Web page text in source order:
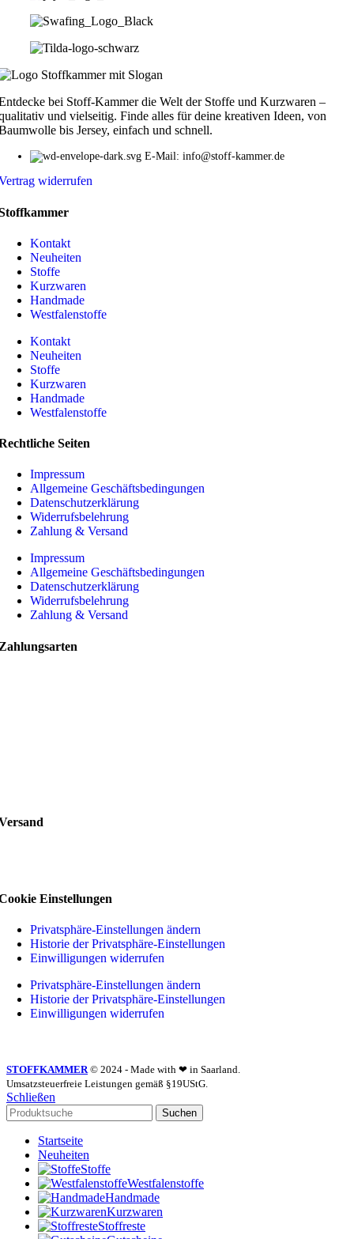
bei Stoff-Kammer die Welt der Stoffe und Kurzwaren –
und vielseitig. Finde alles für deine kreativen Ideen, von
bis Jersey, einfach und schnell.
E-Mail: info@stoff-kammer.de
widerrufen
Kontakt
Neuheiten
Stoffe
Kurzwaren
Handmade
Westfalenstoffe
Kontakt
Neuheiten
Stoffe
Kurzwaren
Handmade
Westfalenstoffe
Seiten
Impressum
Allgemeine Geschäftsbedingungen
Datenschutzerklärung
Widerrufsbelehrung
Zahlung & Versand
Impressum
Allgemeine Geschäftsbedingungen
Datenschutzerklärung
Widerrufsbelehrung
Zahlung & Versand
Einstellungen
Privatsphäre-Einstellungen ändern
Historie der Privatsphäre-Einstellungen
Einwilligungen widerrufen
Privatsphäre-Einstellungen ändern
Historie der Privatsphäre-Einstellungen
Einwilligungen widerrufen
STOFFKAMMER© 2024 - Made with ❤ in Saarland.
Umsatzsteuerfreie Leistungen gemäß §19UStG.
Schließen
Suchen
Startseite
Neuheiten
Stoffe
Westfalenstoffe
Handmade
Kurzwaren
Stoffreste